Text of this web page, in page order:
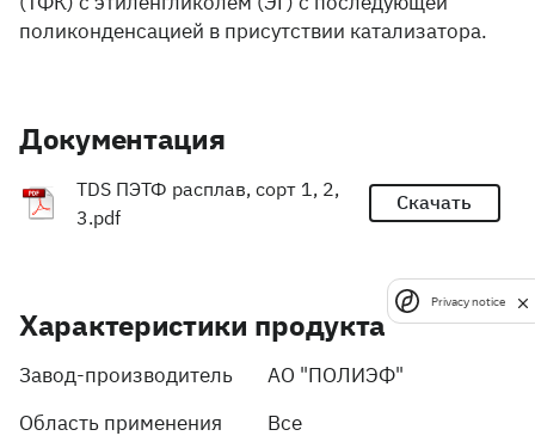
поликонденсацией в присутствии катализатора.
Документация
TDS ПЭТФ расплав, сорт 1, 2,
3.pdf
Скачать
Характеристики продукта
Завод-производитель
АО "ПОЛИЭФ"
Область применения
Все
Privacy notice